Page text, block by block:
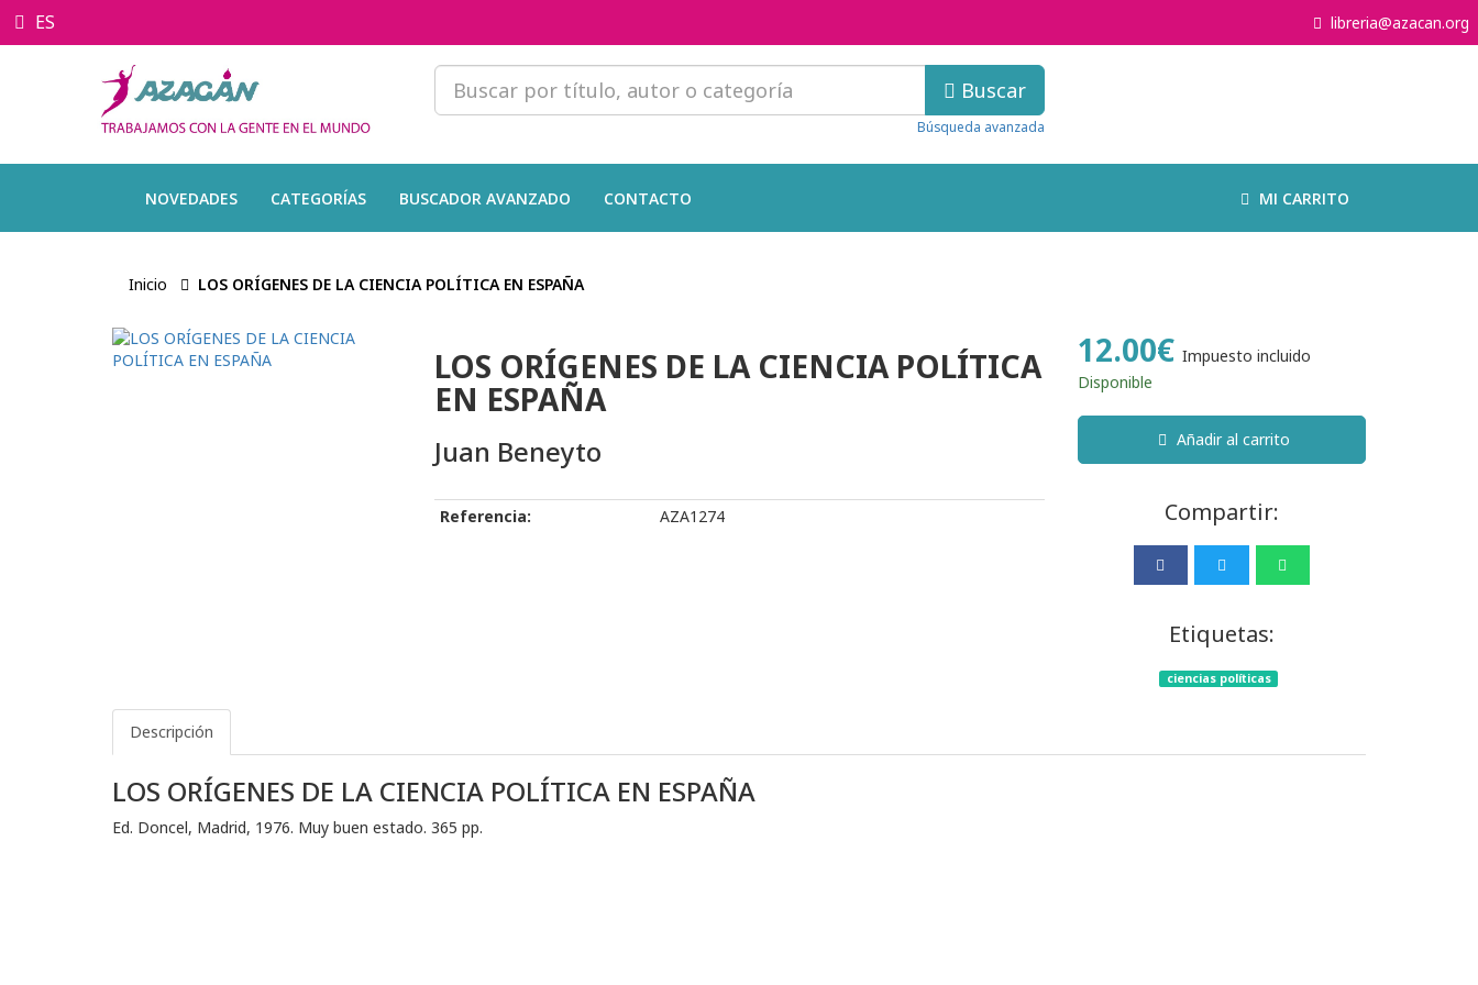
ES libreria@azacan.org
Buscar
Búsqueda avanzada
NOVEDADES CATEGORÍAS BUSCADOR AVANZADO CONTACTO MI CARRITO
Inicio LOS ORÍGENES DE LA CIENCIA POLÍTICA EN ESPAÑA
LOS ORÍGENES DE LA CIENCIA POLÍTICA
EN ESPAÑA
Juan Beneyto
Referencia: AZA1274
12.00€ Impuesto incluido
Disponible
Añadir al carrito
Compartir:
Etiquetas:
ciencias políticas
Descripción
LOS ORÍGENES DE LA CIENCIA POLÍTICA EN ESPAÑA
Ed. Doncel, Madrid, 1976. Muy buen estado. 365 pp.